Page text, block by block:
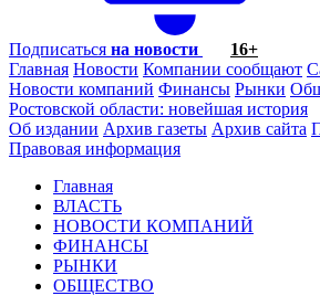
Подписаться на новости
16+
Главная Новости Компании сообщают
Новости компаний Финансы Рынки
Ростовской области: новейшая история
Об издании Архив газеты Архив сайта
Правовая информация
Главная
ВЛАСТЬ
НОВОСТИ КОМПАНИЙ
ФИНАНСЫ
РЫНКИ
ОБЩЕСТВО